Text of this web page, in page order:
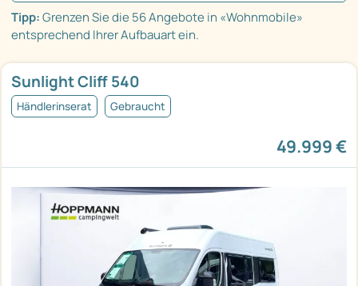
Tipp:Grenzen Sie die 56 Angebote in «Wohnmobile»
entsprechend Ihrer Aufbauart ein.
Sunlight Cliff 540
Händlerinserat Gebraucht
49.999 €